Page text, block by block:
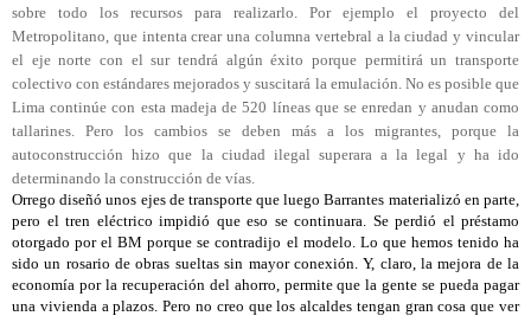
sobre todo los recursos para realizarlo. Por ejemplo el proyecto del
Metropolitano, que intenta crear una columna vertebral a la ciudad y vincular
el eje norte con el sur tendrá algún éxito porque permitirá un transporte
colectivo con estándares mejorados y suscitará la emulación. No es posible que
Lima continúe con esta madeja de 520 líneas que se enredan y anudan como
tallarines. Pero los cambios se deben más a los migrantes, porque la
autoconstrucción hizo que la ciudad ilegal superara a la legal y ha ido
determinando la construcción de vías.
Orrego diseñó unos ejes de transporte que luego Barrantes materializó en parte,
pero el tren eléctrico impidió que eso se continuara. Se perdió el préstamo
otorgado por el BM porque se contradijo el modelo. Lo que hemos tenido ha
sido un rosario de obras sueltas sin mayor conexión. Y, claro, la mejora de la
economía por la recuperación del ahorro, permite que la gente se pueda pagar
una vivienda a plazos. Pero no creo que los alcaldes tengan gran cosa que ver